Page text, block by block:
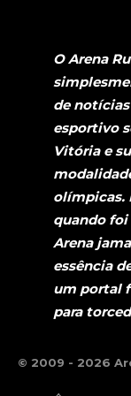
O Arena
de
esportivo
Vitória e
olímpicas.
quando foi
Arena
essência
um portal
para
© 2009 - 2026